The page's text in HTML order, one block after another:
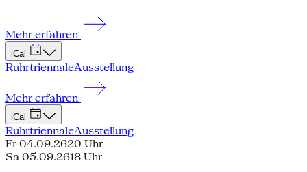
Mehr erfahren
iCal
RuhrtriennaleAusstellung
Mehr erfahren
iCal
RuhrtriennaleAusstellung
Fr 04.09.2620 Uhr
Sa 05.09.2618 Uhr